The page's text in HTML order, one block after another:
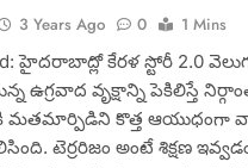
3 Years Ago 0
1 Mins
హైదరాబాద్లో కేరళ స్టోరీ 2.0
ఉగ్రవాద వృక్షాన్ని
మతమార్పిడిని కొత్త ఆయుధంగా
టెర్రరిజం అంటే శిక్షణ